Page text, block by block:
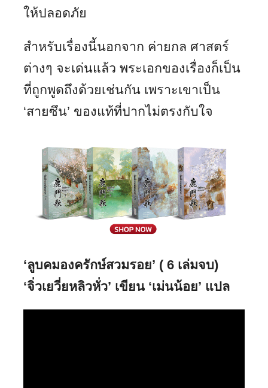
ให้ปลอดภัย
สำหรับเรื่องนี้นอกจาก ค่ายกล ศาสตร์
ต่างๆ จะเด่นแล้ว พระเอกของเรื่องก็เป็น
ที่ถูกพูดถึงด้วยเช่นกัน เพราะเขาเป็น
‘สายซึน’ ของแท้ที่ปากไม่ตรงกับใจ
‘ลูบคมองครักษ์สวมรอย’ ( 6 เล่มจบ)
‘จิ่วเยวี่ยหลิวหั่ว’ เขียน ‘เม่นน้อย’ แปล